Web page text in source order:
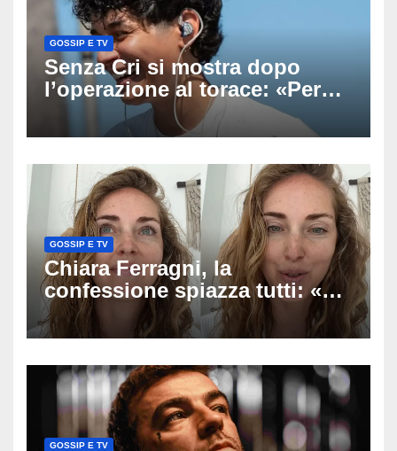
GOSSIP E TV
Senza Cri si mostra dopo
l’operazione al torace: «Per
anni mi sentivo in trappola», il
racconto sul difficile percorso
GOSSIP E TV
Chiara Ferragni, la
confessione spiazza tutti: «Un
mio ex voleva che mi rifacessi
il seno». Poi svela i ritocchi di
GOSSIP E TV